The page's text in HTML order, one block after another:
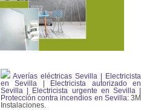
Averías eléctricas Sevilla | Electricista
en Sevilla | Electricista autorizado en
Sevilla | Electricista urgente en Sevilla |
Protección contra incendios en Sevilla:3M
Instalaciones.